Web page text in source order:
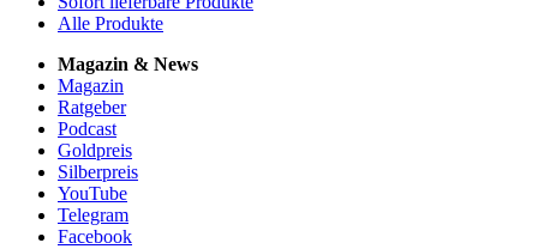
Alle Produkte
Magazin & News
Magazin
Ratgeber
Podcast
Goldpreis
Silberpreis
YouTube
Telegram
Facebook